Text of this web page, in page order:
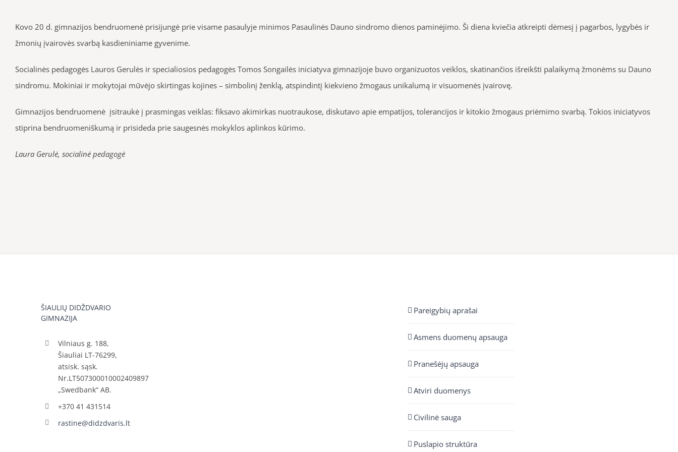
Kovo 20 d. gimnazijos bendruomenė prisijungė prie visame pasaulyje minimos Pasaulinės Dauno sindromo dienos paminėjimo. Ši diena kviečia atkreipti dėmesį į pagarbos, lygybės ir
žmonių įvairovės svarbą kasdieniniame gyvenime.
Socialinės pedagogės Lauros Gerulės ir specialiosios pedagogės Tomos Songailės iniciatyva gimnazijoje buvo organizuotos veiklos, skatinančios išreikšti palaikymą žmonėms su Dauno
sindromu. Mokiniai ir mokytojai mūvėjo skirtingas kojines – simbolinį ženklą, atspindintį kiekvieno žmogaus unikalumą ir visuomenės įvairovę.
Gimnazijos bendruomenė įsitraukė į prasmingas veiklas: fiksavo akimirkas nuotraukose, diskutavo apie empatijos, tolerancijos ir kitokio žmogaus priėmimo svarbą. Tokios iniciatyvos
stiprina bendruomeniškumą ir prisideda prie saugesnės mokyklos aplinkos kūrimo.
Laura Gerulė, socialinė pedagogė
ŠIAULIŲ DIDŽDVARIO
GIMNAZIJA
Vilniaus g. 188,
Šiauliai LT-76299,
atsisk. sąsk.
Nr.LT507300010002409897
„Swedbank“ AB.
+370 41 431514
rastine@didzdvaris.lt
Pareigybių aprašai
Asmens duomenų apsauga
Pranešėjų apsauga
Atviri duomenys
Civilinė sauga
Puslapio struktūra